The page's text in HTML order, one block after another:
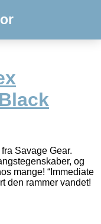
Savage Gear.
og
mange! “Immediate
den rammer vandet!